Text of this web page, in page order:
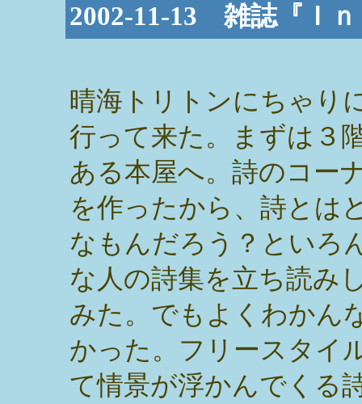
2002-11-13 雑誌『Ｉ
晴海トリトンにちゃり
行って来た。まずは３
ある本屋へ。詩のコー
を作ったから、詩とは
なもんだろう？といろ
な人の詩集を立ち読み
みた。でもよくわかん
かった。フリースタイ
て情景が浮かんでくる